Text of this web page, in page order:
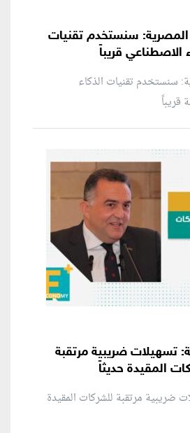
سنستخدم تقنيات
الاصطناعي قريباً
سنستخدم تقنيات الذكاء
قريباً
تسهيلات ضريبية مرتقبة
المقيدة حديثاً
ضريبية مرتقبة للشركات المقيدة